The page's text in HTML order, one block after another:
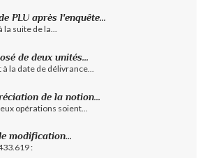
PLU après l'enquête...
suite de la...
de deux unités...
la date de délivrance...
de la notion...
opérations soient...
modification...
: